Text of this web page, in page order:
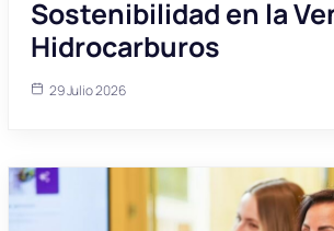
Sostenibilidad en la
Hidrocarburos
29 Julio 2026